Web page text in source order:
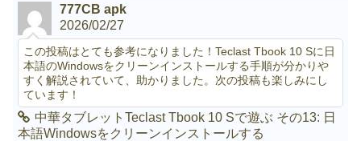
777CB apk
2026/02/27
この投稿はとても参考になりました！Teclast Tbook 10 Sに日
本語のWindowsをクリーンインストールする手順が分かりや
すく解説されていて、助かりました。次の投稿も楽しみにし
ています！
中華タブレットTeclast Tbook 10 Sで遊ぶ その13: 日
本語Windowsをクリーンインストールする